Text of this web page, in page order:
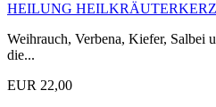
HEILUNG
Weihrauch, Verbena, Kiefer, Salbei
die...
EUR 22,00